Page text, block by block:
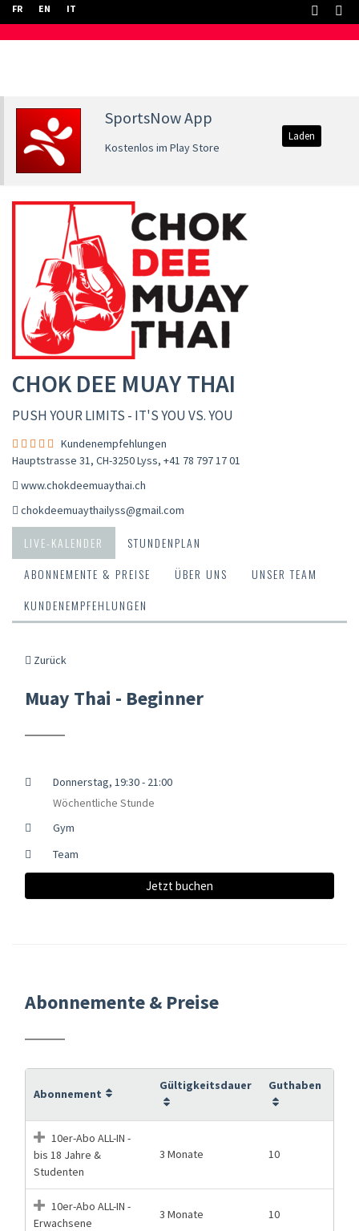
FR EN IT
SportsNow App
Kostenlos im Play Store
Laden
CHOK DEE MUAY THAI
PUSH YOUR LIMITS - IT'S YOU VS. YOU
Kundenempfehlungen
Hauptstrasse 31, CH-3250 Lyss, +41 78 797 17 01
www.chokdeemuaythai.ch
chokdeemuaythailyss@gmail.com
LIVE-KALENDER
STUNDENPLAN
ABONNEMENTE & PREISE
ÜBER UNS
UNSER TEAM
KUNDENEMPFEHLUNGEN
Zurück
Muay Thai - Beginner
Donnerstag, 19:30 - 21:00
Wöchentliche Stunde
Gym
Team
Jetzt buchen
Abonnemente & Preise
Abonnement
Gültigkeitsdauer Guthaben
10er-Abo ALL-IN -
bis 18 Jahre &
Studenten
3 Monate 10
10er-Abo ALL-IN -
Erwachsene
3 Monate 10